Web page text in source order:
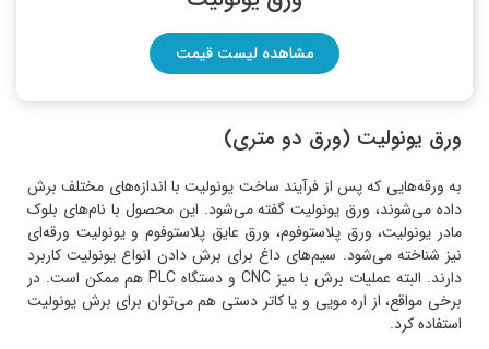
مشاهده لیست قیمت
ورق یونولیت (ورق دو متری)
به ورقه‌هایی که پس از فرآیند ساخت یونولیت با اندازه‌های مختلف برش
داده می‌شوند، ورق یونولیت گفته می‌شود. این محصول با نام‌های بلوک
مادر یونولیت، ورق پلاستوفوم، ورق عایق پلاستوفوم و یونولیت ورقه‌ای
نیز شناخته می‌شود. سیم‌های داغ برای برش دادن انواع یونولیت کاربرد
دارند. البته عملیات برش با میز CNC و دستگاه PLC هم ممکن است. در
برخی مواقع، از اره مویی و یا کاتر دستی هم می‌توان برای برش یونولیت
استفاده کرد.